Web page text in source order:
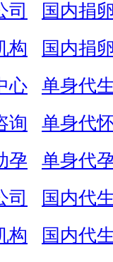
司
国内捐
构
国内捐
心
单身代
询
单身代
孕
单身代
司
国内代
构
国内代